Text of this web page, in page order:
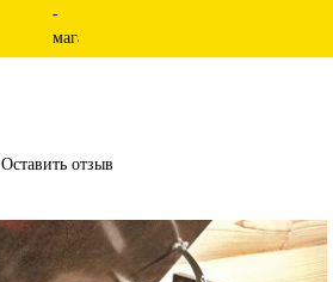
Оставить отзыв